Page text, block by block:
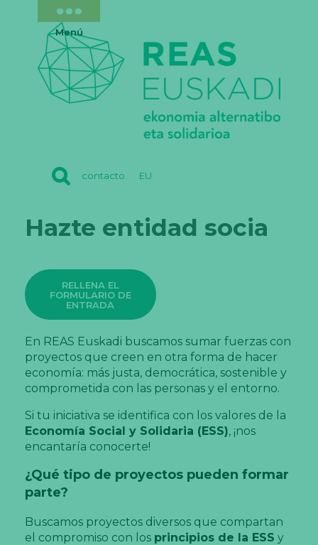
contacto EU
Menú
Hazte entidad socia
RELLENA EL
FORMULARIO DE
ENTRADA
En REAS Euskadi buscamos sumar fuerzas con
proyectos que creen en otra forma de hacer
economía: más justa, democrática, sostenible y
comprometida con las personas y el entorno.
Si tu iniciativa se identifica con los valores de la
Economía Social y Solidaria (ESS), ¡nos
encantaría conocerte!
¿Qué tipo de proyectos pueden formar
parte?
Buscamos proyectos diversos que compartan
el compromiso con los principios de la ESS y